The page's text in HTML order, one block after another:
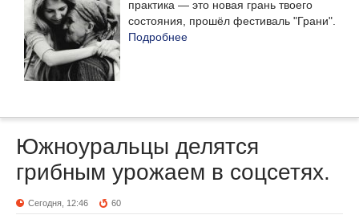
практика — это новая грань твоего
состояния, прошёл фестиваль "Грани".
Подробнее
Южноуральцы делятся
грибным урожаем в соцсетях.
Сегодня, 12:46 60